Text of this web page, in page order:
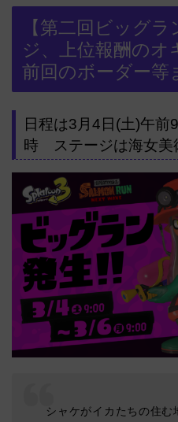
【第二回ビッグ
ジ、上位報酬のオ
前回のボーダー等
日程は3月4日(土)午前
時 ステージは海女美
シャケがイカたちの住む